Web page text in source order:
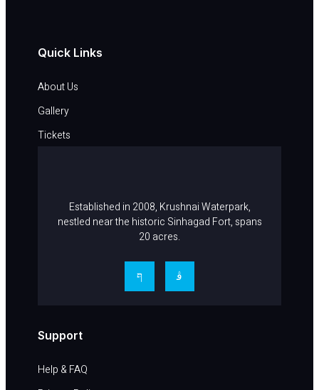
Quick Links
About Us
Gallery
Tickets
Established in 2008, Krushnai Waterpark,
nestled near the historic Sinhagad Fort, spans
20 acres.
Support
Help & FAQ​